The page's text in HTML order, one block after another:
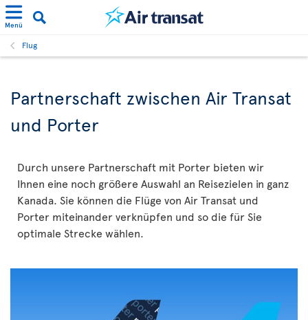
Menü
Flug
Partnerschaft zwischen Air Transat
und Porter
Durch unsere Partnerschaft mit Porter bieten wir
Ihnen eine noch größere Auswahl an Reisezielen in ganz
Kanada. Sie können die Flüge von Air Transat und
Porter miteinander verknüpfen und so die für Sie
optimale Strecke wählen.